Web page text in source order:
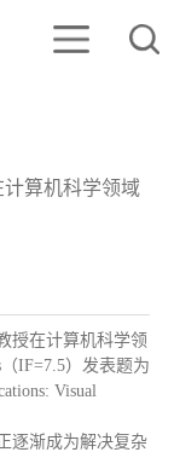
算机科学领域
授在计算机科学领
IF=7.5）发表题为
Visual
逐渐成为解决复杂